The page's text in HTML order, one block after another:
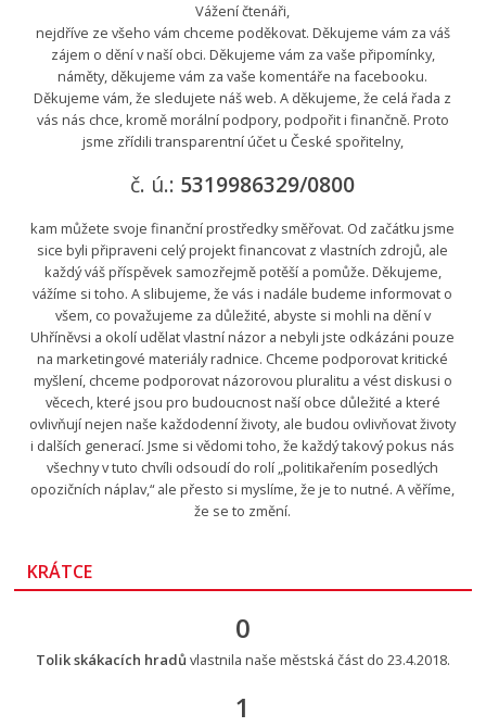
Vážení čtenáři,
nejdříve ze všeho vám chceme poděkovat. Děkujeme vám za váš
zájem o dění v naší obci. Děkujeme vám za vaše připomínky,
náměty, děkujeme vám za vaše komentáře na facebooku.
Děkujeme vám, že sledujete náš web. A děkujeme, že celá řada z
vás nás chce, kromě morální podpory, podpořit i finančně. Proto
jsme zřídili transparentní účet u České spořitelny,
č. ú.: 5319986329/0800
kam můžete svoje finanční prostředky směřovat. Od začátku jsme
sice byli připraveni celý projekt financovat z vlastních zdrojů, ale
každý váš příspěvek samozřejmě potěší a pomůže. Děkujeme,
vážíme si toho. A slibujeme, že vás i nadále budeme informovat o
všem, co považujeme za důležité, abyste si mohli na dění v
Uhříněvsi a okolí udělat vlastní názor a nebyli jste odkázáni pouze
na marketingové materiály radnice. Chceme podporovat kritické
myšlení, chceme podporovat názorovou pluralitu a vést diskusi o
věcech, které jsou pro budoucnost naší obce důležité a které
ovlivňují nejen naše každodenní životy, ale budou ovlivňovat životy
i dalších generací. Jsme si vědomi toho, že každý takový pokus nás
všechny v tuto chvíli odsoudí do rolí „politikařením posedlých
opozičních náplav,“ ale přesto si myslíme, že je to nutné. A věříme,
že se to změní.
KRÁTCE
0
Tolik skákacích hradů vlastnila naše městská část do 23.4.2018.
1